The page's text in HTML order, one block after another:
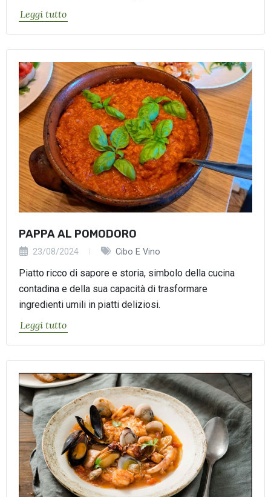
Leggi tutto
PAPPA AL POMODORO
23/08/2024 Cibo E Vino
Piatto ricco di sapore e storia, simbolo della cucina
contadina e della sua capacità di trasformare
ingredienti umili in piatti deliziosi.
Leggi tutto